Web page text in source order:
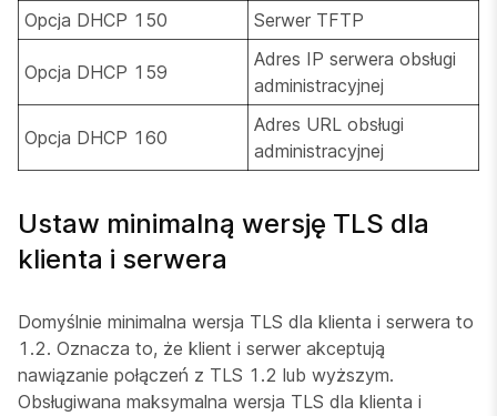
Opcja DHCP 150
Serwer TFTP
Opcja DHCP 159
Adres IP serwera obsługi
administracyjnej
Opcja DHCP 160
Adres URL obsługi
administracyjnej
Ustaw minimalną wersję TLS dla
klienta i serwera
Domyślnie minimalna wersja TLS dla klienta i serwera to
1.2. Oznacza to, że klient i serwer akceptują
nawiązanie połączeń z TLS 1.2 lub wyższym.
Obsługiwana maksymalna wersja TLS dla klienta i